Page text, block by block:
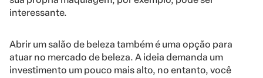
interessante.
Abrir um salão de beleza também é uma opção para
atuar no mercado de beleza. A ideia demanda um
investimento um pouco mais alto, no entanto, você